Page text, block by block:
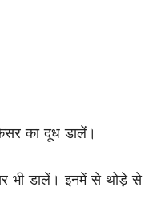
का दूध डालें।
भी डालें। इनमें से थोड़े से